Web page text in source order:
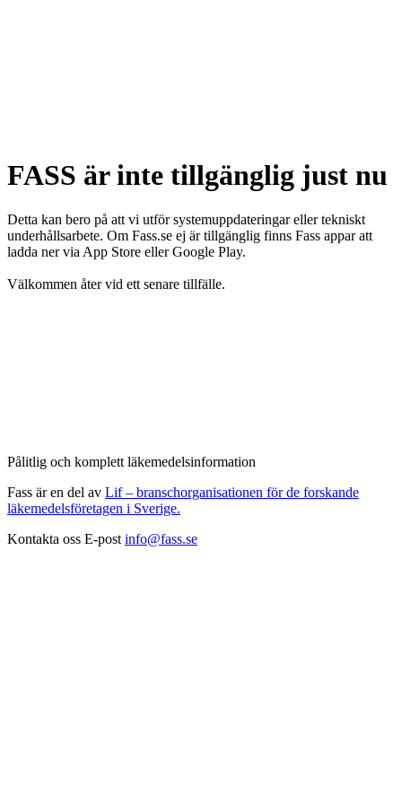
FASS är inte tillgänglig just nu
Detta kan bero på att vi utför systemuppdateringar eller tekniskt
underhållsarbete. Om Fass.se ej är tillgänglig finns Fass appar att
ladda ner via App Store eller Google Play.
Välkommen åter vid ett senare tillfälle.
Pålitlig och komplett läkemedelsinformation
Fass är en del av Lif – branschorganisationen för de forskande
läkemedelsföretagen i Sverige.
Kontakta oss E-post info@fass.se